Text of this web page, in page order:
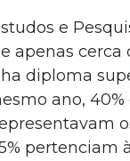
e
apenas cerca
diploma
ano,
pertenciam